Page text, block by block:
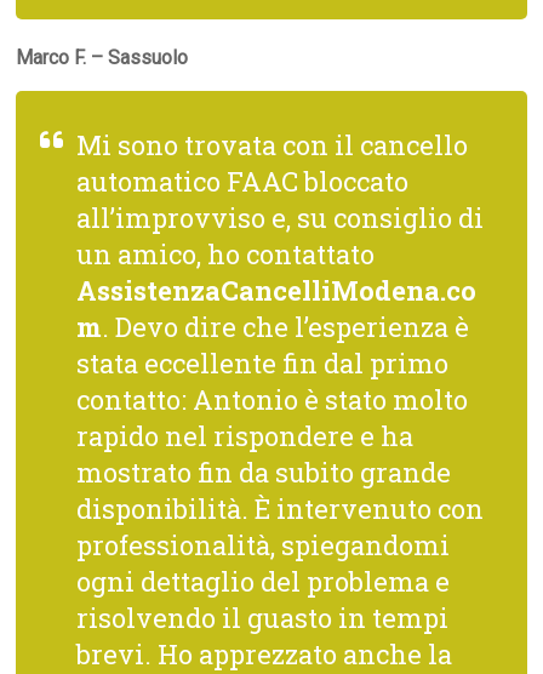
Marco F. – Sassuolo
Mi sono trovata con il cancello
automatico FAAC bloccato
all’improvviso e, su consiglio di
un amico, ho contattato
AssistenzaCancelliModena.co
m. Devo dire che l’esperienza è
stata eccellente fin dal primo
contatto: Antonio è stato molto
rapido nel rispondere e ha
mostrato fin da subito grande
disponibilità. È intervenuto con
professionalità, spiegandomi
ogni dettaglio del problema e
risolvendo il guasto in tempi
brevi. Ho apprezzato anche la